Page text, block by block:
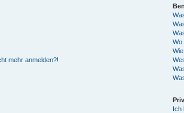
mehr anmelden?!
Wo
Ich